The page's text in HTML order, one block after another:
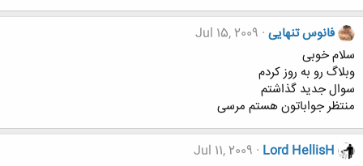
فانوس تنهایی Jul 15, 2009
سلام خوبی
وبلاگ رو به روز کردم
سوال جدید گذاشتم
منتظر جواباتون هستم مرسی
Lord HellisH
Jul 11, 2009